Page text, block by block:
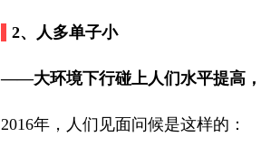
2、 人多单子小
——大环境下行碰上人们水平提高
2016年，人们见面问候是这样的：